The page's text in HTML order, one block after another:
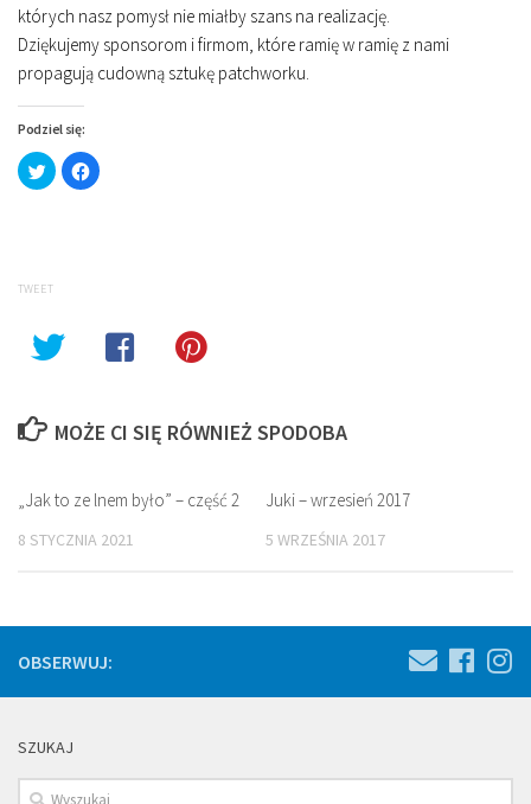
których nasz pomysł nie miałby szans na realizację.
Dziękujemy sponsorom i firmom, które ramię w ramię z nami
propagują cudowną sztukę patchworku.
Podziel się:
Click
to
share
window)
Click
to
TWEET
MOŻE CI SIĘ RÓWNIEŻ SPODOBA
„Jak to ze lnem było” – część 2
8 STYCZNIA 2021
Juki – wrzesień 2017
5 WRZEŚNIA 2017
OBSERWUJ:
SZUKAJ